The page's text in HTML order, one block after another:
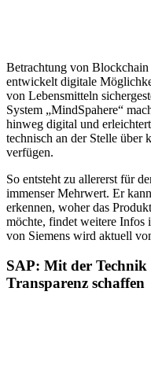
Betrachtung von
entwickelt digitale
von Lebensmitteln
System „MindSpahere“
hinweg digital und
technisch an der Stelle
verfügen.
So entsteht zu allererst für
immenser Mehrwert. Er
erkennen, woher das
möchte, findet weitere Infos
von Siemens wird aktuell
SAP: Mit der Technik
Transparenz schaffen